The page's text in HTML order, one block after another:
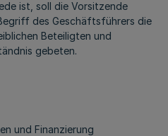
ist, soll die Vorsitzende
des Geschäftsführers die
Beteiligten und
gebeten.
und Finanzierung